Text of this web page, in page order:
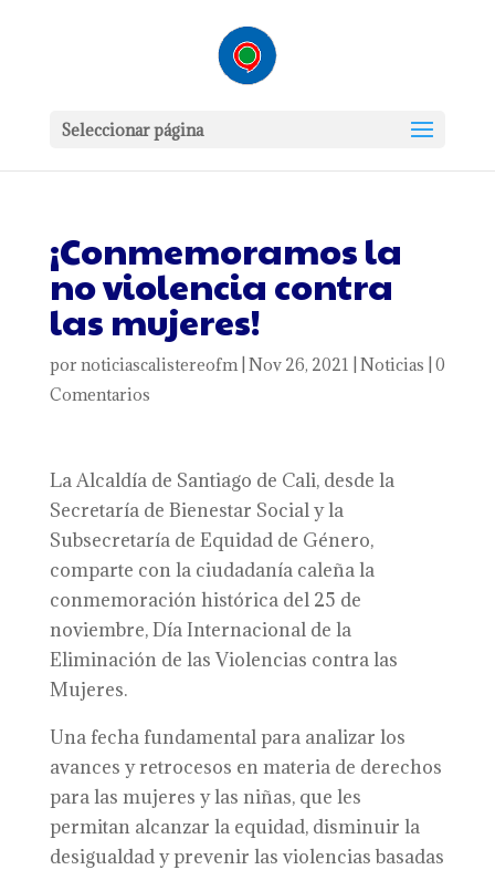
Seleccionar página
¡Conmemoramos la
no violencia contra
las mujeres!
por noticiascalistereofm| Nov 26, 2021 Noticias 0
Comentarios
La Alcaldía de Santiago de Cali, desde la
Secretaría de Bienestar Social y la
Subsecretaría de Equidad de Género,
comparte con la ciudadanía caleña la
conmemoración histórica del 25 de
noviembre, Día Internacional de la
Eliminación de las Violencias contra las
Mujeres.
Una fecha fundamental para analizar los
avances y retrocesos en materia de derechos
para las mujeres y las niñas, que les
permitan alcanzar la equidad, disminuir la
desigualdad y prevenir las violencias basadas